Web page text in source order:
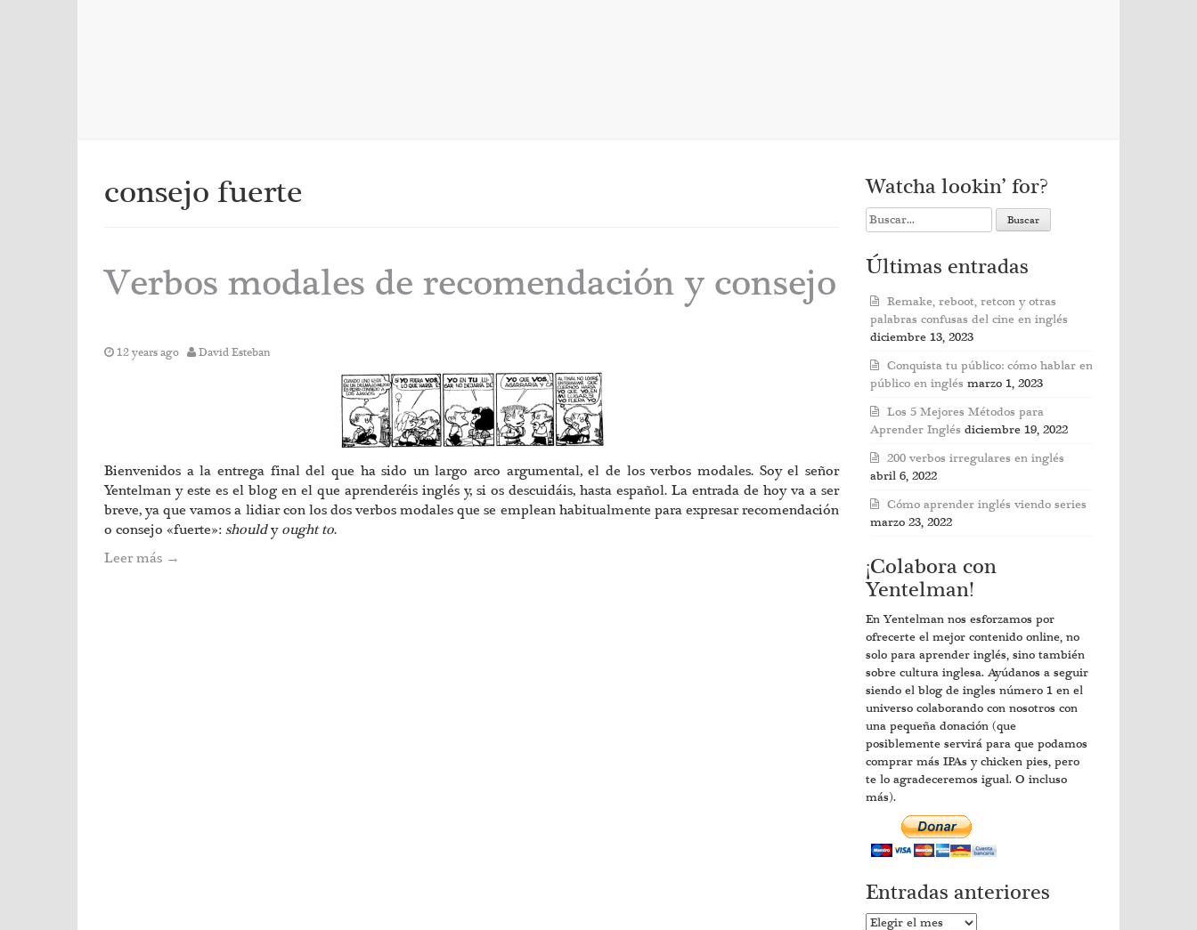
consejo fuerte
Verbos modales de recomendación y consejo
12 years ago David Esteban
Bienvenidos a la entrega final del que ha sido un largo arco argumental, el de los verbos modales. Soy el señor
Yentelman y este es el blog en el que aprenderéis inglés y, si os descuidáis, hasta español. La entrada de hoy va a ser
breve, ya que vamos a lidiar con los dos verbos modales que se emplean habitualmente para expresar recomendación
o consejo «fuerte»:shouldyought to.
Leer más →
Watcha lookin’ for?
Search
for:
Últimas entradas
Remake, reboot, retcon y otras
palabras confusas del cine en inglés
diciembre 13, 2023
Conquista tu público: cómo hablar en
público en inglés marzo 1, 2023
Los 5 Mejores Métodos para
Aprender Inglés diciembre 19, 2022
200 verbos irregulares en inglés
abril 6, 2022
Cómo aprender inglés viendo series
marzo 23, 2022
¡Colabora con
Yentelman!
En Yentelman nos esforzamos por
ofrecerte el mejor contenido online, no
solo para aprender inglés, sino también
sobre cultura inglesa. Ayúdanos a seguir
siendo el blog de ingles número 1 en el
universo colaborando con nosotros con
una pequeña donación (que
posiblemente servirá para que podamos
comprar más IPAs y chicken pies, pero
te lo agradeceremos igual. O incluso
más).
Entradas anteriores
Entradas